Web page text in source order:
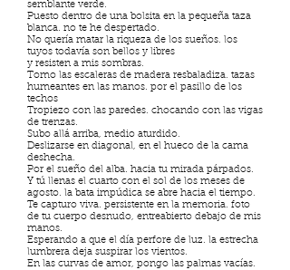
semblante verde.
Puesto dentro de una bolsita en la pequeña taza
blanca. no te he despertado.
No quería matar la riqueza de los sueños. los
tuyos todavía son bellos y libres
y resisten a mis sombras.
Tomo las escaleras de madera resbaladiza. tazas
humeantes en las manos. por el pasillo de los
techos
Tropiezo con las paredes. chocando con las vigas
de trenzas.
Subo allá arriba, medio aturdido.
Deslizarse en diagonal, en el hueco de la cama
deshecha.
Por el sueño del alba. hacia tu mirada párpados.
Y tú llenas el cuarto con el sol de los meses de
agosto. la bata impúdica se abre hacia el tiempo.
Te capturo viva. persistente en la memoria. foto
de tu cuerpo desnudo, entreabierto debajo de mis
manos.
Esperando a que el día perfore de luz. la estrecha
lumbrera deja suspirar los vientos.
En las curvas de amor, pongo las palmas vacías.